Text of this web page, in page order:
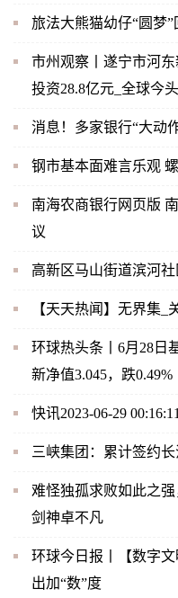
旅法大熊猫幼仔“圆梦
市州观察丨遂宁市河
投资28.8亿元_全球今
消息！多家银行“大动
钢市基本面难言乐观
南海农商银行网页版
议
高新区马山街道滨河
【天天热闻】无界集_
环球热头条丨6月28日
新净值3.045，跌0.49%
快讯2023-06-29 00:16:11
三峡集团：累计签约
难怪独孤求败如此之
剑神卓不凡
环球今日报丨【数字
出加“数”度